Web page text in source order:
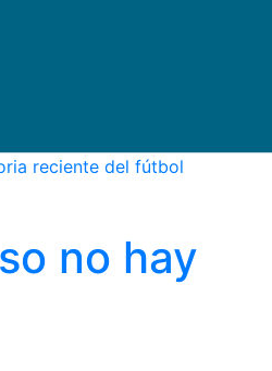
reciente del fútbol
no hay